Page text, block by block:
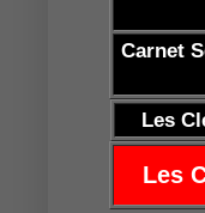
Carnet
Les
Les